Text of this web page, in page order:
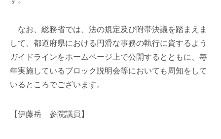
なお、総務省では、法の規定及び附帯決議を踏まえま
して、都道府県における円滑な事務の執行に資するよう
ガイドラインをホームページ上で公開するとともに、毎
年実施しているブロック説明会等においても周知をして
いるところでございます。
【伊藤岳 参院議員】